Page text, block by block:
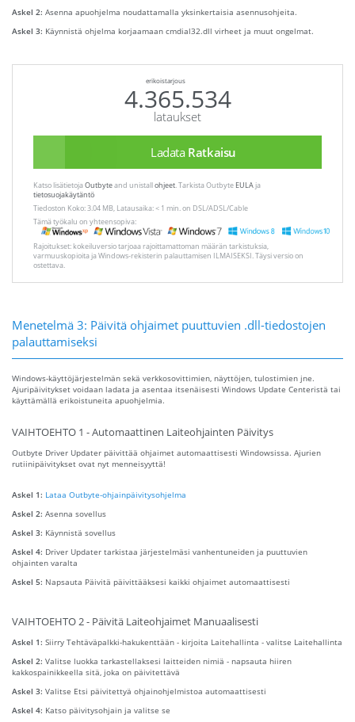
Askel 2: Asenna apuohjelma noudattamalla yksinkertaisia ​​asennusohjeita.
Askel 3: Käynnistä ohjelma korjaamaan cmdial32.dll virheet ja muut ongelmat.
erikoistarjous
4.365.534
lataukset
Ladata Ratkaisu
Katso lisätietojaOutbyteand unistallohjeet. Tarkista Outbyte EULAja
tietosuojakäytäntö
Tiedoston Koko: 3.04 MB, Latausaika: < 1 min. on DSL/ADSL/Cable
Tämä työkalu on yhteensopiva:
Rajoitukset: kokeiluversio tarjoaa rajoittamattoman määrän tarkistuksia,
varmuuskopioita ja Windows-rekisterin palauttamisen ILMAISEKSI. Täysi versio on
ostettava.
Menetelmä 3: Päivitä ohjaimet puuttuvien .dll-tiedostojen
palauttamiseksi
Windows-käyttöjärjestelmän sekä verkkosovittimien, näyttöjen, tulostimien jne.
Ajuripäivitykset voidaan ladata ja asentaa itsenäisesti Windows Update Centeristä tai
käyttämällä erikoistuneita apuohjelmia.
VAIHTOEHTO 1 - Automaattinen Laiteohjainten Päivitys
Outbyte Driver Updater päivittää ohjaimet automaattisesti Windowsissa. Ajurien
rutiinipäivitykset ovat nyt menneisyyttä!
Askel 1: Lataa Outbyte-ohjainpäivitysohjelma
Askel 2: Asenna sovellus
Askel 3: Käynnistä sovellus
Askel 4: Driver Updater tarkistaa järjestelmäsi vanhentuneiden ja puuttuvien
ohjainten varalta
Askel 5: Napsauta Päivitä päivittääksesi kaikki ohjaimet automaattisesti
VAIHTOEHTO 2 - Päivitä Laiteohjaimet Manuaalisesti
Askel 1: Siirry Tehtäväpalkki-hakukenttään - kirjoita Laitehallinta - valitse Laitehallinta
Askel 2: Valitse luokka tarkastellaksesi laitteiden nimiä - napsauta hiiren
kakkospainikkeella sitä, joka on päivitettävä
Askel 3: Valitse Etsi päivitettyä ohjainohjelmistoa automaattisesti
Askel 4: Katso päivitysohjain ja valitse se